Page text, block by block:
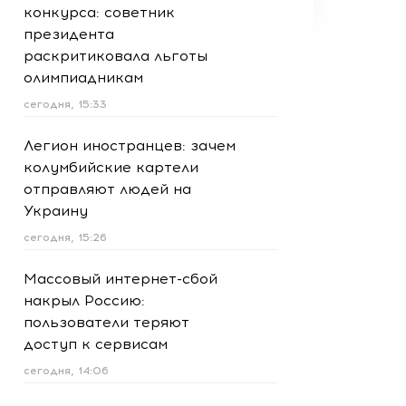
конкурса: советник
президента
раскритиковала льготы
олимпиадникам
сегодня, 15:33
Легион иностранцев: зачем
колумбийские картели
отправляют людей на
Украину
сегодня, 15:26
Массовый интернет-сбой
накрыл Россию:
пользователи теряют
доступ к сервисам
сегодня, 14:06